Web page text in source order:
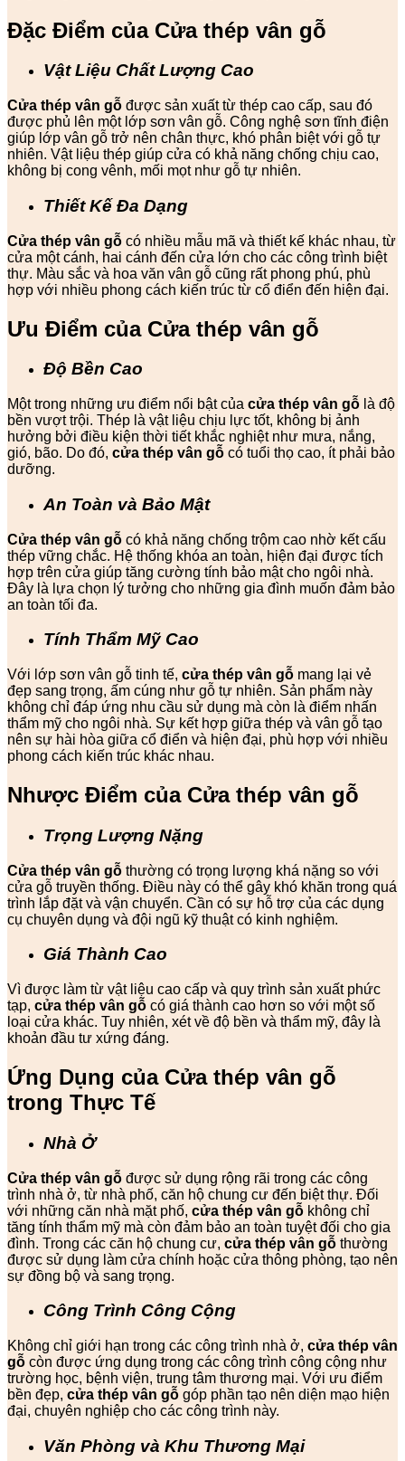
Đặc Điểm của Cửa thép vân gỗ
Vật Liệu Chất Lượng Cao
Cửa thép vân gỗ được sản xuất từ thép cao cấp, sau đó
được phủ lên một lớp sơn vân gỗ. Công nghệ sơn tĩnh điện
giúp lớp vân gỗ trở nên chân thực, khó phân biệt với gỗ tự
nhiên. Vật liệu thép giúp cửa có khả năng chống chịu cao,
không bị cong vênh, mối mọt như gỗ tự nhiên.
Thiết Kế Đa Dạng
Cửa thép vân gỗ có nhiều mẫu mã và thiết kế khác nhau, từ
cửa một cánh, hai cánh đến cửa lớn cho các công trình biệt
thự. Màu sắc và hoa văn vân gỗ cũng rất phong phú, phù
hợp với nhiều phong cách kiến trúc từ cổ điển đến hiện đại.
Ưu Điểm của Cửa thép vân gỗ
Độ Bền Cao
Một trong những ưu điểm nổi bật của cửa thép vân gỗ là độ
bền vượt trội. Thép là vật liệu chịu lực tốt, không bị ảnh
hưởng bởi điều kiện thời tiết khắc nghiệt như mưa, nắng,
gió, bão. Do đó, cửa thép vân gỗ có tuổi thọ cao, ít phải bảo
dưỡng.
An Toàn và Bảo Mật
Cửa thép vân gỗ có khả năng chống trộm cao nhờ kết cấu
thép vững chắc. Hệ thống khóa an toàn, hiện đại được tích
hợp trên cửa giúp tăng cường tính bảo mật cho ngôi nhà.
Đây là lựa chọn lý tưởng cho những gia đình muốn đảm bảo
an toàn tối đa.
Tính Thẩm Mỹ Cao
Với lớp sơn vân gỗ tinh tế, cửa thép vân gỗ mang lại vẻ
đẹp sang trọng, ấm cúng như gỗ tự nhiên. Sản phẩm này
không chỉ đáp ứng nhu cầu sử dụng mà còn là điểm nhấn
thẩm mỹ cho ngôi nhà. Sự kết hợp giữa thép và vân gỗ tạo
nên sự hài hòa giữa cổ điển và hiện đại, phù hợp với nhiều
phong cách kiến trúc khác nhau.
Nhược Điểm của Cửa thép vân gỗ
Trọng Lượng Nặng
Cửa thép vân gỗ thường có trọng lượng khá nặng so với
cửa gỗ truyền thống. Điều này có thể gây khó khăn trong quá
trình lắp đặt và vận chuyển. Cần có sự hỗ trợ của các dụng
cụ chuyên dụng và đội ngũ kỹ thuật có kinh nghiệm.
Giá Thành Cao
Vì được làm từ vật liệu cao cấp và quy trình sản xuất phức
tạp, cửa thép vân gỗ có giá thành cao hơn so với một số
loại cửa khác. Tuy nhiên, xét về độ bền và thẩm mỹ, đây là
khoản đầu tư xứng đáng.
Ứng Dụng của Cửa thép vân gỗ
trong Thực Tế
Nhà Ở
Cửa thép vân gỗ được sử dụng rộng rãi trong các công
trình nhà ở, từ nhà phố, căn hộ chung cư đến biệt thự. Đối
với những căn nhà mặt phố, cửa thép vân gỗ không chỉ
tăng tính thẩm mỹ mà còn đảm bảo an toàn tuyệt đối cho gia
đình. Trong các căn hộ chung cư, cửa thép vân gỗ thường
được sử dụng làm cửa chính hoặc cửa thông phòng, tạo nên
sự đồng bộ và sang trọng.
Công Trình Công Cộng
Không chỉ giới hạn trong các công trình nhà ở, cửa thép vân
gỗ còn được ứng dụng trong các công trình công cộng như
trường học, bệnh viện, trung tâm thương mại. Với ưu điểm
bền đẹp, cửa thép vân gỗ góp phần tạo nên diện mạo hiện
đại, chuyên nghiệp cho các công trình này.
Văn Phòng và Khu Thương Mại